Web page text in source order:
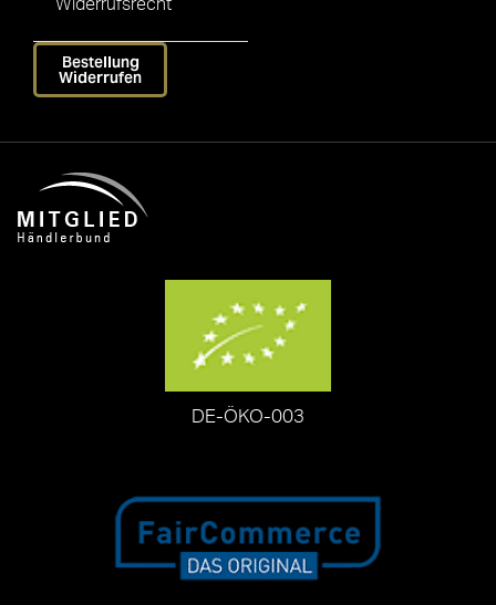
Widerrufsrecht
Bestellung
Widerrufen
DE-ÖKO-003